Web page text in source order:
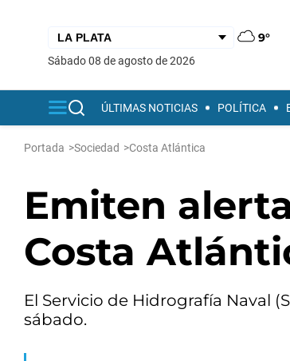
9°
sábado 08 de agosto de 2026
ÚLTIMAS NOTICIAS POLÍTICA
Portada >Sociedad >Costa Atlántica
Emiten
Costa
El Servicio de Hidrografía Naval
sábado.